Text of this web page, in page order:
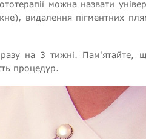
можна назвати
видалення пігментних
на 3 тижні. Пам'ятайте,
процедур.